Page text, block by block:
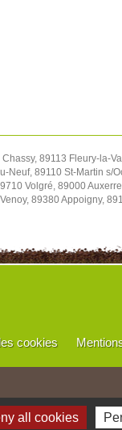
89113 Fleury-la-
Neuf, 89110 St-Martin s/
Volgré, 89000
89380 Appoigny,
cookies
all cookies